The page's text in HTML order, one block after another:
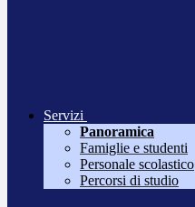
Servizi
Panoramica
Famiglie e studenti
Personale scolastico
Percorsi di studio